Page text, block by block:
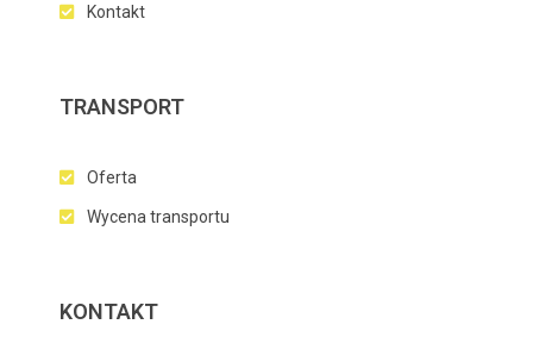
Kontakt
TRANSPORT
Oferta
Wycena transportu
KONTAKT